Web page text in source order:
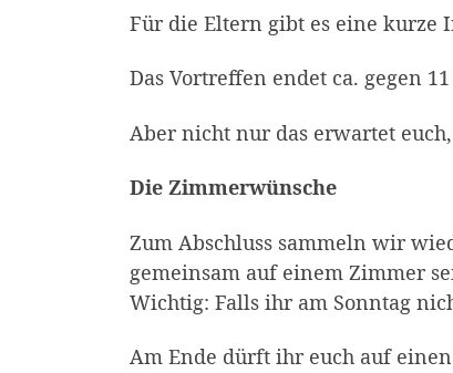
Für die Eltern gibt es eine kurze
Das Vortreffen endet ca. gegen 11
Aber nicht nur das erwartet
Die Zimmerwünsche
Zum Abschluss sammeln wir
gemeinsam auf einem Zimmer
Wichtig: Falls ihr am Sonntag
Am Ende dürft ihr euch auf